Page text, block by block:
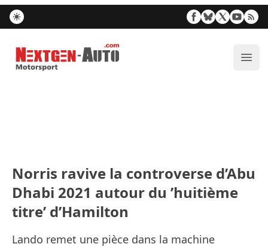
Nextgen-Auto.com
Norris ravive la controverse d’Abu
Dhabi 2021 autour du ’huitième
titre’ d’Hamilton
Lando remet une pièce dans la machine